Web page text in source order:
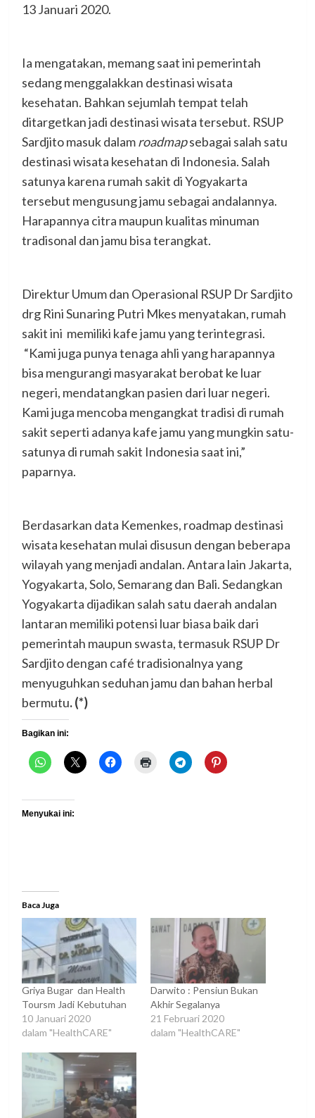
13 Januari 2020.
Ia mengatakan, memang saat ini pemerintah
sedang menggalakkan destinasi wisata
kesehatan. Bahkan sejumlah tempat telah
ditargetkan jadi destinasi wisata tersebut. RSUP
Sardjito masuk dalamroadmapsebagai salah satu
destinasi wisata kesehatan di Indonesia. Salah
satunya karena rumah sakit di Yogyakarta
tersebut mengusung jamu sebagai andalannya.
Harapannya citra maupun kualitas minuman
tradisonal dan jamu bisa terangkat.
Direktur Umum dan Operasional RSUP Dr Sardjito
drg Rini Sunaring Putri Mkes menyatakan, rumah
sakit ini memiliki kafe jamu yang terintegrasi.
“Kami juga punya tenaga ahli yang harapannya
bisa mengurangi masyarakat berobat ke luar
negeri, mendatangkan pasien dari luar negeri.
Kami juga mencoba mengangkat tradisi di rumah
sakit seperti adanya kafe jamu yang mungkin satu-
satunya di rumah sakit Indonesia saat ini,”
paparnya.
Berdasarkan data Kemenkes, roadmap destinasi
wisata kesehatan mulai disusun dengan beberapa
wilayah yang menjadi andalan. Antara lain Jakarta,
Yogyakarta, Solo, Semarang dan Bali. Sedangkan
Yogyakarta dijadikan salah satu daerah andalan
lantaran memiliki potensi luar biasa baik dari
pemerintah maupun swasta, termasuk RSUP Dr
Sardjito dengan café tradisionalnya yang
menyuguhkan seduhan jamu dan bahan herbal
bermutu. (*)
Bagikan ini:
Menyukai ini:
Baca Juga
Griya Bugar dan Health
Toursm Jadi Kebutuhan
10 Januari 2020
dalam "HealthCARE"
Darwito : Pensiun Bukan
Akhir Segalanya
21 Februari 2020
dalam "HealthCARE"